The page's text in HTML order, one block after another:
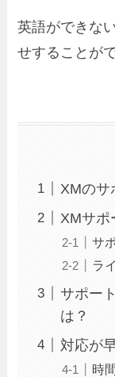
英語ができな
せすることが
XMのサ
XMサポ
サ
ラ
サポー
は？
対応が
時